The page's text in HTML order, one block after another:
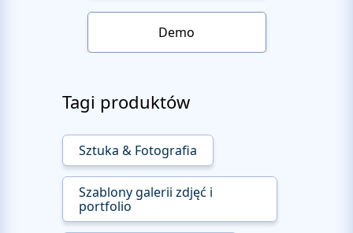
Demo
Tagi produktów
Sztuka & Fotografia
Szablony galerii zdjęć i
portfolio